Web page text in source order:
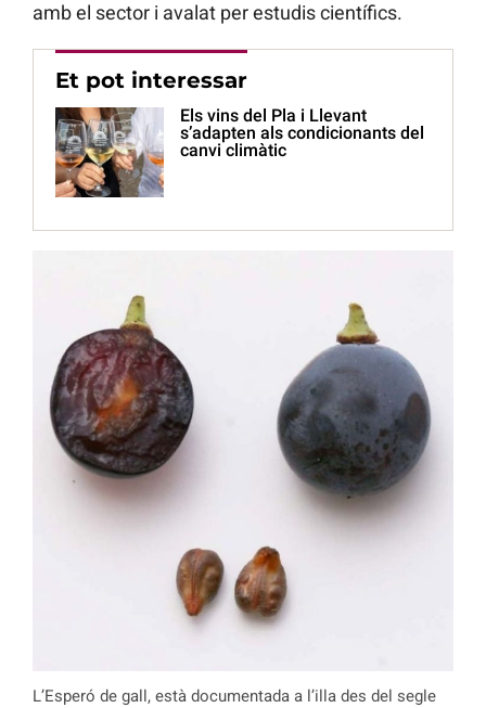
amb el sector i avalat per estudis científics.
Et pot interessar
Els vins del Pla i Llevant
s’adapten als condicionants del
canvi climàtic
L’Esperó de gall, està documentada a l’illa des del segle